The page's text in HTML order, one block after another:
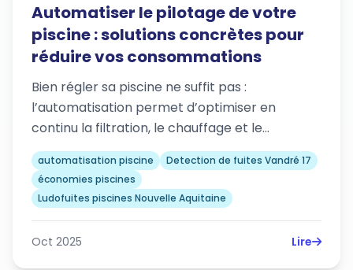
Automatiser le pilotage de votre
piscine : solutions concrètes pour
réduire vos consommations
Bien régler sa piscine ne suffit pas :
l’automatisation permet d’optimiser en
continu la filtration, le chauffage et le…
automatisation piscine
Detection de fuites Vandré 17
économies piscines
Ludofuites piscines Nouvelle Aquitaine
Oct 2025 Lire